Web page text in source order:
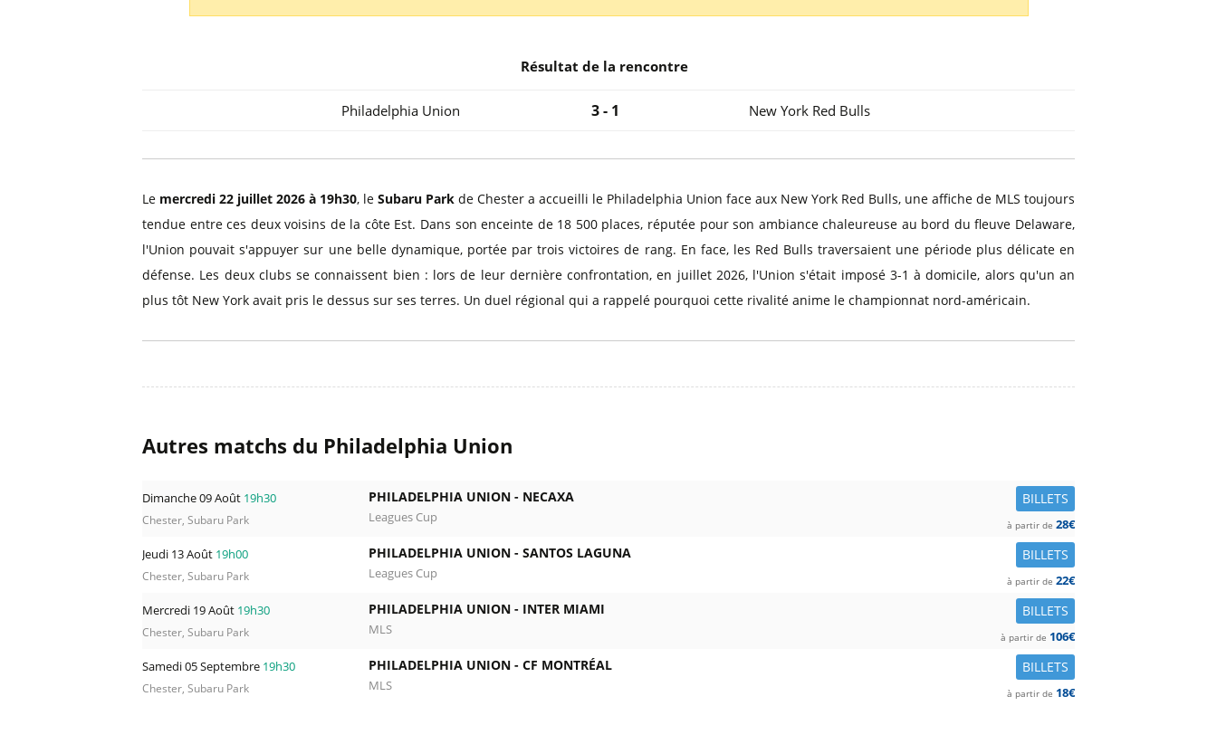
Billets Copa AméricaRésultat de la rencontre
Philadelphia Union 3 - 1 New York Red Bulls
Le mercredi 22 juillet 2026 à 19h30, le Subaru Park de Chester a accueilli le Philadelphia Union face aux New York Red Bulls, une affiche de MLS toujours
tendue entre ces deux voisins de la côte Est. Dans son enceinte de 18 500 places, réputée pour son ambiance chaleureuse au bord du fleuve Delaware,
l'Union pouvait s'appuyer sur une belle dynamique, portée par trois victoires de rang. En face, les Red Bulls traversaient une période plus délicate en
défense. Les deux clubs se connaissent bien : lors de leur dernière confrontation, en juillet 2026, l'Union s'était imposé 3-1 à domicile, alors qu'un an
plus tôt New York avait pris le dessus sur ses terres. Un duel régional qui a rappelé pourquoi cette rivalité anime le championnat nord-américain.
Autres matchs du Philadelphia Union
Dimanche 09 Août 19h30
Chester, Subaru Park
BILLETS
PHILADELPHIA UNION - NECAXA
Leagues Cup à partir de 28€
Jeudi 13 Août 19h00
Chester, Subaru Park
BILLETS
PHILADELPHIA UNION - SANTOS LAGUNA
Leagues Cup à partir de 22€
Mercredi 19 Août 19h30
Chester, Subaru Park
BILLETS
PHILADELPHIA UNION - INTER MIAMI
MLS à partir de 106€
Samedi 05 Septembre 19h30
Chester, Subaru Park
BILLETS
PHILADELPHIA UNION - CF MONTRÉAL
MLS à partir de 18€